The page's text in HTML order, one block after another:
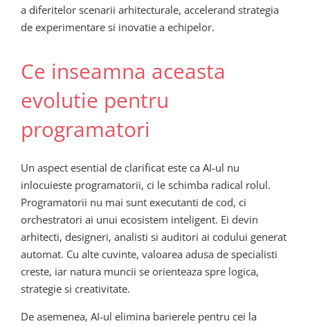
a diferitelor scenarii arhitecturale, accelerand strategia
de experimentare si inovatie a echipelor.
Ce inseamna aceasta
evolutie pentru
programatori
Un aspect esential de clarificat este ca AI-ul nu
inlocuieste programatorii, ci le schimba radical rolul.
Programatorii nu mai sunt executanti de cod, ci
orchestratori ai unui ecosistem inteligent. Ei devin
arhitecti, designeri, analisti si auditori ai codului generat
automat. Cu alte cuvinte, valoarea adusa de specialisti
creste, iar natura muncii se orienteaza spre logica,
strategie si creativitate.
De asemenea, AI-ul elimina barierele pentru cei la